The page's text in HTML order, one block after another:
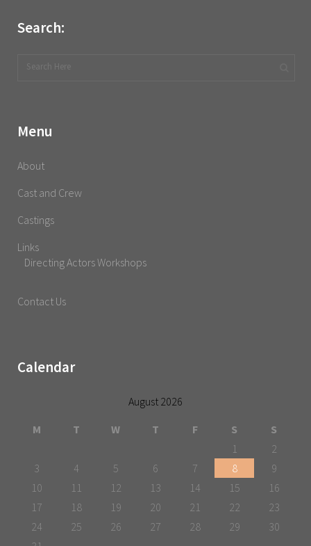
Search:
Menu
About
Cast and Crew
Castings
Links
Directing Actors Workshops
Contact Us
Calendar
August 2026
M
T W T F S
S
1
2
3
4 5 6 7 8
9
10
11 12 13 14 15
16
17
18 19 20 21 22
23
24
25 26 27 28 29
30